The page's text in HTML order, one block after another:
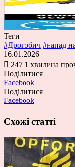
Теги
#Дрогобич #напад
16.01.2026
247 1 хвилина
Поділитися
Facebook
Поділитися
Facebook
Схожі статті